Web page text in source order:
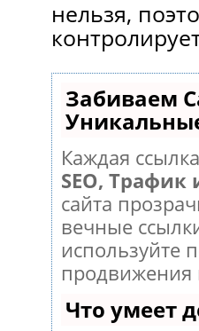
нельзя,
Забиваем
Каждая
SEO, Трафик
сайта
вечные
используйте
продвижения
Что умеет